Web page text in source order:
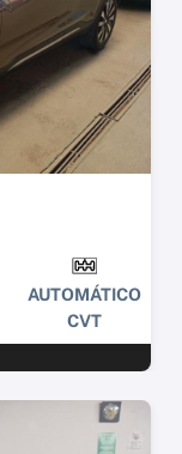
AUTOMÁTICO
CVT